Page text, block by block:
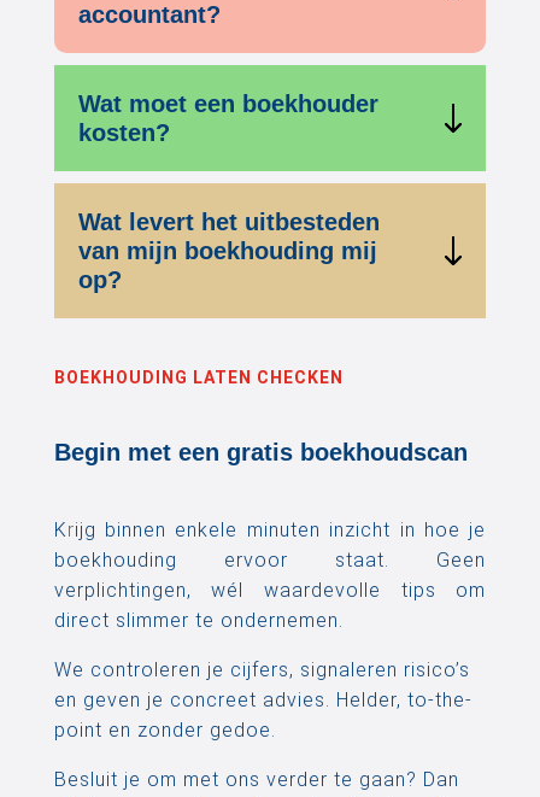
accountant?
Wat moet een boekhouder
kosten?
Wat levert het uitbesteden
van mijn boekhouding mij
op?
BOEKHOUDING LATEN CHECKEN
Begin met een gratis boekhoudscan
Krijg binnen enkele minuten inzicht in hoe je
boekhouding ervoor staat. Geen
verplichtingen, wél waardevolle tips om
direct slimmer te ondernemen.
We controleren je cijfers, signaleren risico’s
en geven je concreet advies. Helder, to-the-
point en zonder gedoe.
Besluit je om met ons verder te gaan? Dan